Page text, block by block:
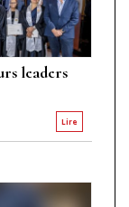
leaders
Lire